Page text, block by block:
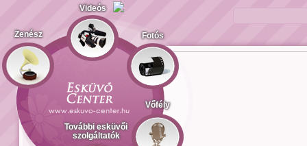
Zenész
Videós
Fotós
Vőfély
További esküvői
szolgáltatók